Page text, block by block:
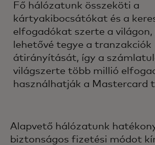
Fő hálózatunk összeköti a
kártyakibocsátókat és a
elfogadókat szerte a világon,
lehetővé tegye a tranzakciók
átirányítását, így a
világszerte több millió
használhatják a Mastercard
Alapvető hálózatunk
biztonságos fizetési módot